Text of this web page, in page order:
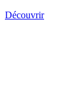
Découvrir